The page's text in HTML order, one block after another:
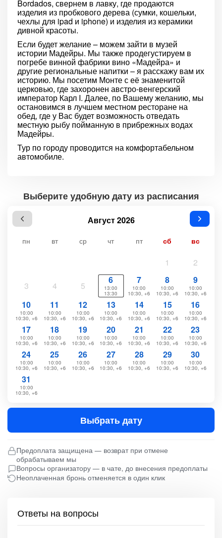
Bordados, свернем в лавку, где продаются
изделия из пробкового дерева (сумки, кошельки,
чехлы для ipad и iphone) и изделия из керамики
дивной красоты.
Если будет желание – можем зайти в музей
истории Мадейры. Мы также продегустируем в
погребе винной фабрики вино «Мадейра» и
другие региональные напитки – я расскажу вам их
историю. Мы посетим Монте с её знаменитой
церковью, где захоронен австро-венгерский
император Карл I. Далее, по Вашему желанию, мы
остановимся в лучшем местном ресторане на
обед, где у Вас будет возможность отведать
местную рыбу пойманную в прибрежных водах
Мадейры.
Тур по городу проводится на комфортабельном
автомобиле.
Выберите удобную дату из расписания
Август 2026
пн вт ср чт пт сб вс
1 2
3 4 5
6
13:00
13:30
7
10:00
10:30, +6
8
10:00
10:30, +6
9
10:00
10:30, +6
10
10:00
10:30, +6
11
10:00
10:30, +6
12
10:00
10:30, +6
13
10:00
10:30, +6
14
10:00
10:30, +6
15
10:00
10:30, +6
16
10:00
10:30, +6
17
10:00
10:30, +6
18
10:00
10:30, +6
19
10:00
10:30, +6
20
10:00
10:30, +6
21
10:00
10:30, +6
22
10:00
10:30, +6
23
10:00
10:30, +6
24
10:00
10:30, +6
25
10:00
10:30, +6
26
10:00
10:30, +6
27
10:00
10:30, +6
28
10:00
10:30, +6
29
10:00
10:30, +6
30
10:00
10:30, +6
31
10:00
10:30, +6
Выбрать дату
Предоплата защищена — возврат при отмене
обрабатываем мы
Вопросы организатору — в чате, до внесения предоплаты
Неоплаченная бронь отменяется в один клик
Ответы на вопросы